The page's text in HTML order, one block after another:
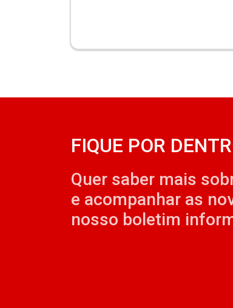
FIQUE POR
Quer saber mais
e acompanhar as
nosso boletim